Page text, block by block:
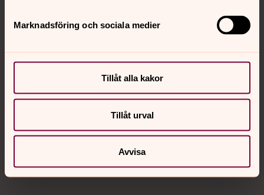
Marknadsföring och sociala medier
Tillåt alla kakor
Tillåt urval
Avvisa
Kalender
Hitta snabbt
Sociala kanaler